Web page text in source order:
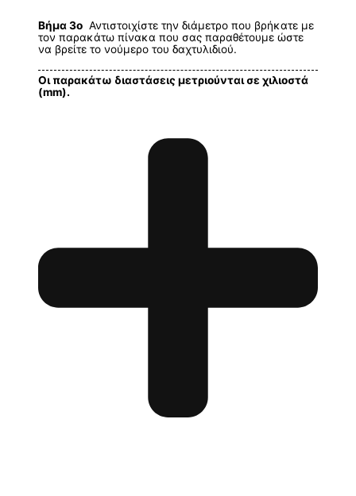
Βήμα 3ο Αντιστοιχίστε την διάμετρο που βρήκατε με
τον παρακάτω πίνακα που σας παραθέτουμε ώστε
να βρείτε το νούμερο του δαχτυλιδιού.
Οι παρακάτω διαστάσεις μετριούνται σε χιλιοστά
(mm).